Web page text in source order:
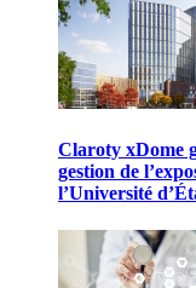
Claroty xDome
gestion de
l’Université